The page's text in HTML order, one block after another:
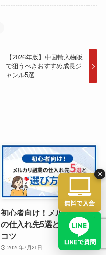
【2026年版】中国輸入物販
で狙うべきおすすめ成長ジ
ャンル5選
初心者向け！メルカリ副業
の仕入れ先5選と選び方の
コツ
2026年7月21日
×